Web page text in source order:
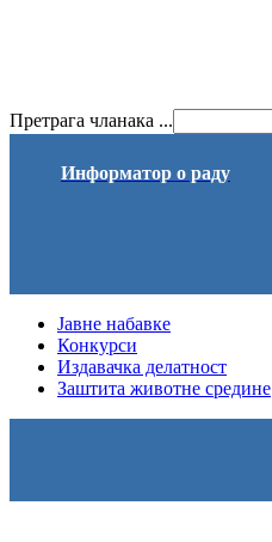
Претрага чланака ...
Информатор о раду
Јавне набавке
Конкурси
Издавачка делатност
Заштита животне средине